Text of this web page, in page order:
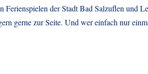
der Stadt Bad Salzuflen und
gerne zur Seite. Und wer einfach nur